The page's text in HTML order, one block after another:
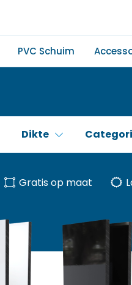
PVC Schuim
Dikte
Gratis op maat